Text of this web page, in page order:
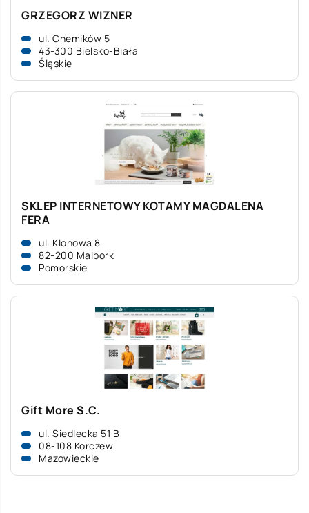
GRZEGORZ WIZNER
ul. Chemików 5
43-300 Bielsko-Biała
Śląskie
SKLEP INTERNETOWY KOTAMY MAGDALENA
FERA
ul. Klonowa 8
82-200 Malbork
Pomorskie
Gift More S.C.
ul. Siedlecka 51 B
08-108 Korczew
Mazowieckie